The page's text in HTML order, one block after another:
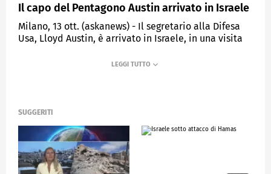
Il capo del Pentagono Austin arrivato in Israele
Milano, 13 ott. (askanews) - Il segretario alla Difesa
Usa, Lloyd Austin, è arrivato in Israele, in una visita
del Paese ebraico dopo gli attacchi di Hamas.
SUGGERITI